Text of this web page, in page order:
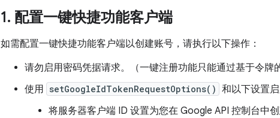
1. 配置一键快捷功能客户端
如需配置一键快捷功能客户端以创建账号，请执行以下操作：
请勿启用密码凭据请求。（一键注册功能只能通过基于令牌
使用 setGoogleIdTokenRequestOptions() 和以下设置
将服务器客户端 ID 设置为您在 Google API 控制台中